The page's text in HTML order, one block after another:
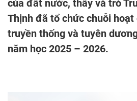
của đất nước, thầy và trò
Thịnh đã tổ chức chuỗi
truyền thống và tuyên
năm học 2025 – 2026.